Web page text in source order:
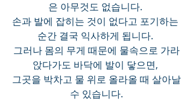
은 아무것도 없습니다.
손과 발에 잡히는 것이 없다고 포기하는
순간 결국 익사하게 됩니다.
그러나 몸의 무게 때문에 물속으로 가라
앉다가도 바닥에 발이 닿으면,
그곳을 박차고 물 위로 올라올 때 살아날
수 있습니다.